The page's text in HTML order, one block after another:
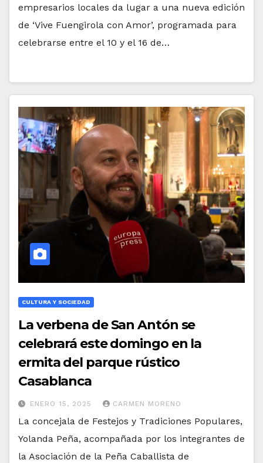
empresarios locales da lugar a una nueva edición
de ‘Vive Fuengirola con Amor’, programada para
celebrarse entre el 10 y el 16 de…
CULTURA Y SOCIEDAD
La verbena de San Antón se
celebrará este domingo en la
ermita del parque rústico
Casablanca
ENERO 15, 2025 CARMEN MORENO
La concejala de Festejos y Tradiciones Populares,
Yolanda Peña, acompañada por los integrantes de
la Asociación de la Peña Caballista de